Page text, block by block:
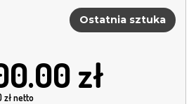
Ostatnia sztuka
zł
zł netto